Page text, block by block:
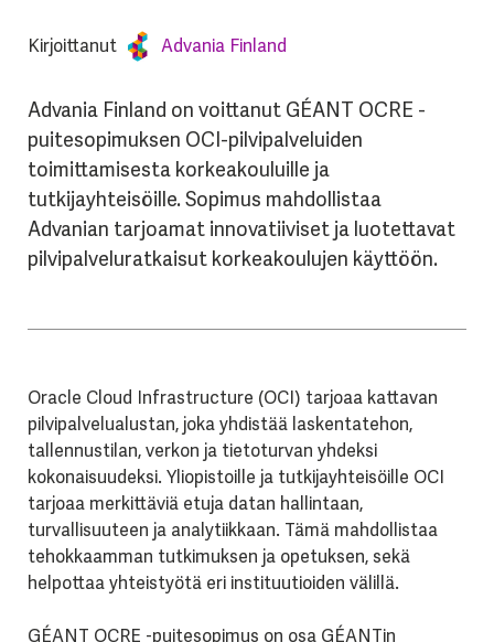
Kirjoittanut Advania Finland
AdvaniaFinland on voittanut GÉANT OCRE -
puitesopimuksen OCI-pilvipalveluiden
toimittamisesta korkeakouluille ja
tutkijayhteisöille. Sopimus mahdollistaa
Advanian tarjoamat innovatiiviset ja luotettavat
pilvipalveluratkaisut korkeakoulujen käyttöön.
Oracle Cloud Infrastructure (OCI) tarjoaa kattavan
pilvipalvelualustan, joka yhdistää laskentatehon,
tallennustilan, verkon ja tietoturvan yhdeksi
kokonaisuudeksi. Yliopistoille ja tutkijayhteisöille OCI
tarjoaa merkittäviä etuja datan hallintaan,
turvallisuuteen ja analytiikkaan. Tämä mahdollistaa
tehokkaamman tutkimuksen ja opetuksen, sekä
helpottaa yhteistyötä eri instituutioiden välillä.
GÉANT OCRE -puitesopimus on osa GÉANTin